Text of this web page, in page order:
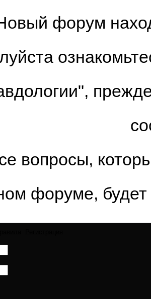
форум
вопросы,
форуме,